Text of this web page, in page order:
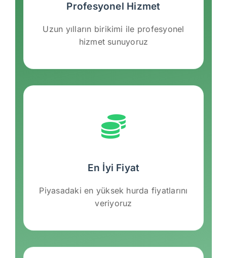
Profesyonel Hizmet
Uzun yılların birikimi ile profesyonel
hizmet sunuyoruz
En İyi Fiyat
Piyasadaki en yüksek hurda fiyatlarını
veriyoruz